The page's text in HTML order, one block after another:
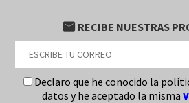
email RECIBE NUESTRAS
Declaro que he conocido la
datos y he aceptado la misma